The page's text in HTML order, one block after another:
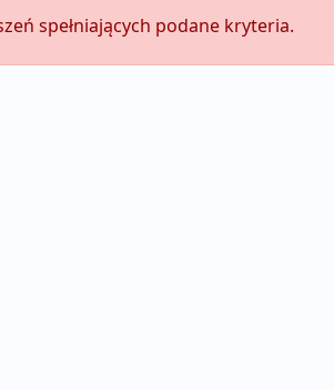
spełniających podane kryteria.